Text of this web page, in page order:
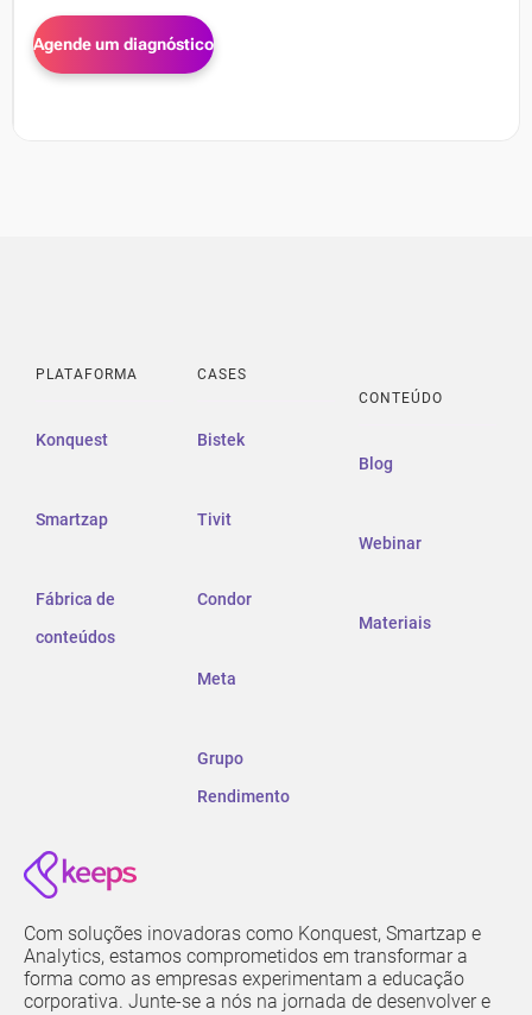
PLATAFORMA
Konquest
Smartzap
Fábrica de
conteúdos
CASES
Bistek
Tivit
Condor
Meta
Grupo
Rendimento
CONTEÚDO
Blog
Webinar
Materiais
Com soluções inovadoras como Konquest, Smartzap e
Analytics, estamos comprometidos em transformar a
forma como as empresas experimentam a educação
corporativa. Junte-se a nós na jornada de desenvolver e